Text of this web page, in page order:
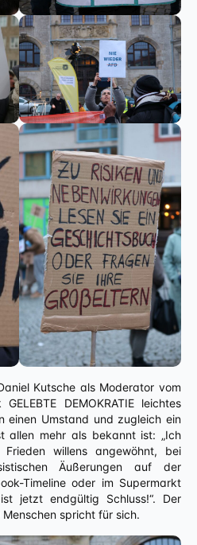
Kutsche als Moderator vom
DEMOKRATIE leichtes
einen Umstand und zugleich ein
allen mehr als bekannt ist: „Ich
willens angewöhnt, bei
Äußerungen auf der
Timeline oder im Supermarkt
jetzt endgültig Schluss!“. Der
spricht für sich.